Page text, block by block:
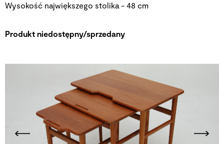
Wysokość największego stolika - 48 cm
Produkt niedostępny/sprzedany